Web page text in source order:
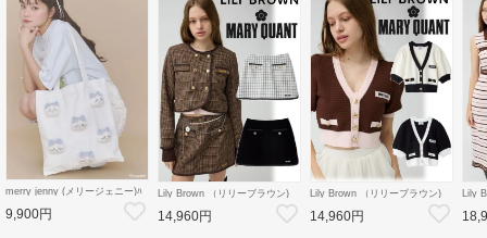
merry jenny (メリージェニー)ﾊ
【2826419012】トートバッグ
【ちいかわコラボ】
9,900円
Lily Brown （リリーブラウン)
【LB×MARY QUANT】ミニス
カート 26秋冬
【LWFS264101】フレアスカー
14,960円
Lily Brown （リリーブラウン)
【LB×MARY QUANT】ニット
カーディガン 26秋冬
【LWND264109】カーディガン
14,960円
Lily
ット
【